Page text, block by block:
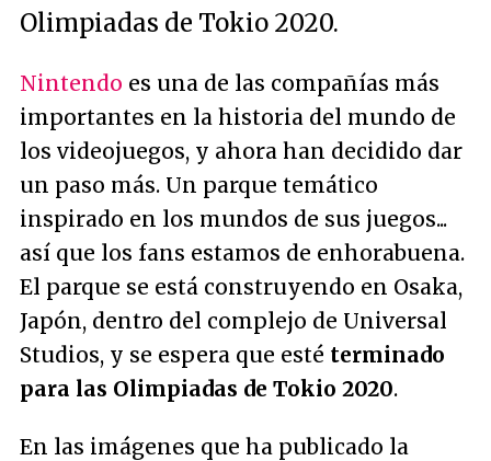
Olimpiadas de Tokio 2020.
Nintendo es una de las compañías más
importantes en la historia del mundo de
los videojuegos, y ahora han decidido dar
un paso más. Un parque temático
inspirado en los mundos de sus juegos...
así que los fans estamos de enhorabuena.
El parque se está construyendo en Osaka,
Japón, dentro del complejo de Universal
Studios, y se espera que esté terminado
para las Olimpiadas de Tokio 2020.
En las imágenes que ha publicado la